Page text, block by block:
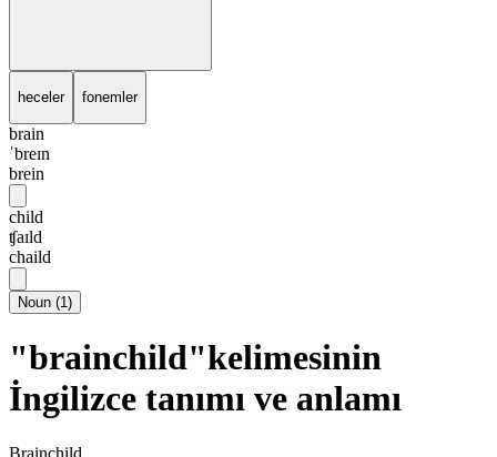
heceler fonemler
brain
ˈbreɪn
brein
child
ʧaɪld
chaild
Noun (1)
"brainchild"kelimesinin
İngilizce tanımı ve anlamı
Brainchild